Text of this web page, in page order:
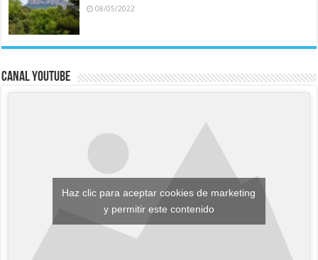
08/05/2022
Canal YouTube
Haz clic para aceptar cookies de marketing
y permitir este contenido